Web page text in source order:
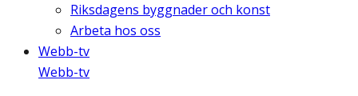
Riksdagens byggnader och konst
Arbeta hos oss
Webb-tv
Webb-tv